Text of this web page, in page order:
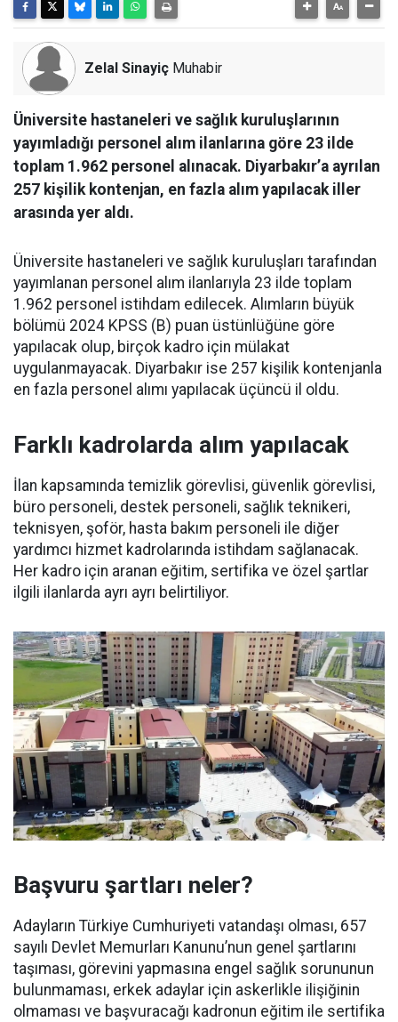
Zelal Sinayiç Muhabir
Üniversite hastaneleri ve sağlık kuruluşlarının
yayımladığı personel alım ilanlarına göre 23 ilde
toplam 1.962 personel alınacak. Diyarbakır’a ayrılan
257 kişilik kontenjan, en fazla alım yapılacak iller
arasında yer aldı.
Üniversite hastaneleri ve sağlık kuruluşları tarafından
yayımlanan personel alım ilanlarıyla 23 ilde toplam
1.962 personel istihdam edilecek. Alımların büyük
bölümü 2024 KPSS (B) puan üstünlüğüne göre
yapılacak olup, birçok kadro için mülakat
uygulanmayacak. Diyarbakır ise 257 kişilik kontenjanla
en fazla personel alımı yapılacak üçüncü il oldu.
Farklı kadrolarda alım yapılacak
İlan kapsamında temizlik görevlisi, güvenlik görevlisi,
büro personeli, destek personeli, sağlık teknikeri,
teknisyen, şoför, hasta bakım personeli ile diğer
yardımcı hizmet kadrolarında istihdam sağlanacak.
Her kadro için aranan eğitim, sertifika ve özel şartlar
ilgili ilanlarda ayrı ayrı belirtiliyor.
Başvuru şartları neler?
Adayların Türkiye Cumhuriyeti vatandaşı olması, 657
sayılı Devlet Memurları Kanunu’nun genel şartlarını
taşıması, görevini yapmasına engel sağlık sorununun
bulunmaması, erkek adaylar için askerlikle ilişiğinin
olmaması ve başvuracağı kadronun eğitim ile sertifika